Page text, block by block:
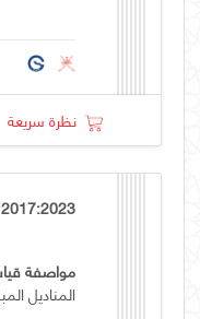
نظرة سريعة
مواصفة
المناديل